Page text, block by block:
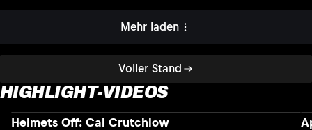
Voller Stand
Mehr laden
HIGHLIGHT-VIDEOS
Helmets Off: Cal Crutchlow